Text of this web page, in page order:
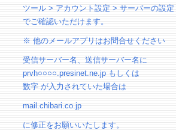
ツール > アカウント設定 > サーバーの設定
でご確認いただけます。
※ 他のメールアプリはお問合せください
受信サーバー名、送信サーバー名に
prvh○○○○.presinet.ne.jp もしくは
数字 が入力されていた場合は
mail.chibari.co.jp
に修正をお願いいたします。